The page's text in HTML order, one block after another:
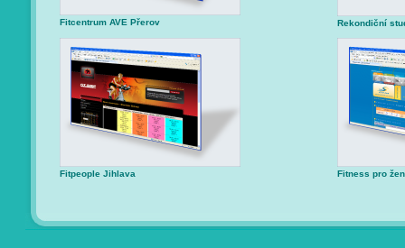
Fitcentrum AVE Přerov Rekondiční
Fitpeople Jihlava Fitness pro